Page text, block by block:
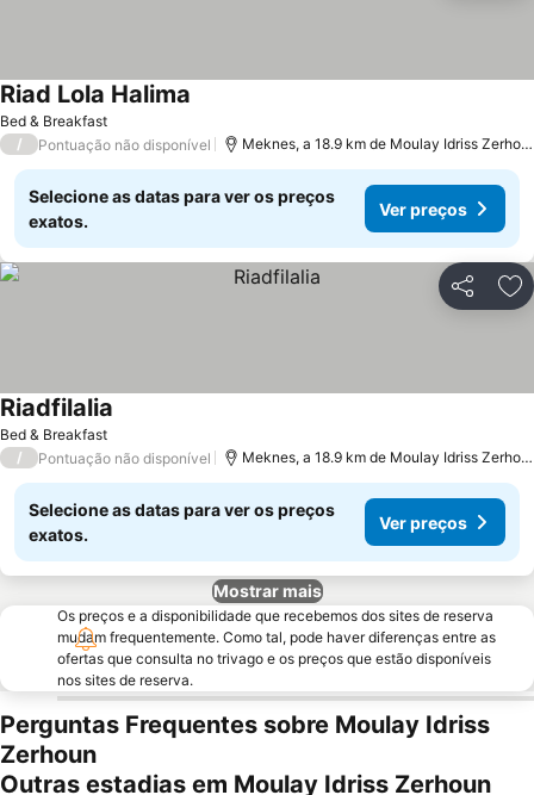
Bed & Breakfast
Riad Lola Halima
/ Pontuação não disponível Meknes, a 18.9 km de Moulay Idriss
Selecione as datas para ver os preços
exatos.
Ver preços
Partilhar
Bed & Breakfast
Riadfilalia
/ Pontuação não disponível Meknes, a 18.9 km de Moulay Idriss
Selecione as datas para ver os preços
exatos.
Ver preços
Mostrar mais
Os preços e a disponibilidade que recebemos dos sites de reserva
mudam frequentemente. Como tal, pode haver diferenças entre as
ofertas que consulta no trivago e os preços que estão disponíveis
nos sites de reserva.
Perguntas Frequentes sobre Moulay Idriss
Zerhoun
Outras estadias em Moulay Idriss Zerhoun